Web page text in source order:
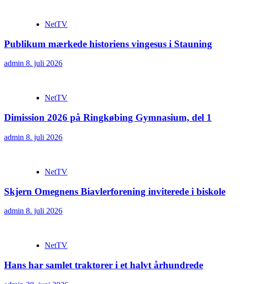
NetTV
Publikum mærkede historiens vingesus i Stauning
admin 8. juli 2026
NetTV
Dimission 2026 på Ringkøbing Gymnasium, del 1
admin 8. juli 2026
NetTV
Skjern Omegnens Biavlerforening inviterede i biskole
admin 8. juli 2026
NetTV
Hans har samlet traktorer i et halvt århundrede